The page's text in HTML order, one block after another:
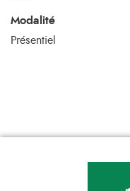
Modalité
Présentiel